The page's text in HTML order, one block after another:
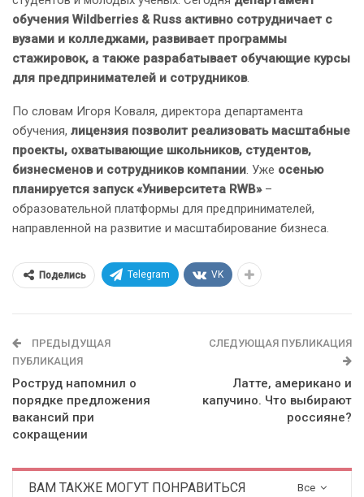
обучения Wildberries & Russ активно сотрудничает с
вузами и колледжами, развивает программы
стажировок, а также разрабатывает обучающие курсы
для предпринимателей и сотрудников.
По словам Игоря Коваля, директора департамента
обучения, лицензия позволит реализовать масштабные
проекты, охватывающие школьников, студентов,
бизнесменов и сотрудников компании. Уже осенью
планируется запуск «Университета RWB»–
образовательной платформы для предпринимателей,
направленной на развитие и масштабирование бизнеса.
Поделись Telegram VK
ПРЕДЫДУЩАЯ
ПУБЛИКАЦИЯ
Роструд напомнил о
порядке предложения
вакансий при
сокращении
СЛЕДУЮЩАЯ ПУБЛИКАЦИЯ
Латте, американо и
капучино. Что выбирают
россияне?
Все
ВАМ ТАКЖЕ МОГУТ ПОНРАВИТЬСЯ